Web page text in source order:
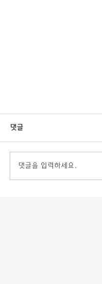
댓글
댓글을 입력하세요.